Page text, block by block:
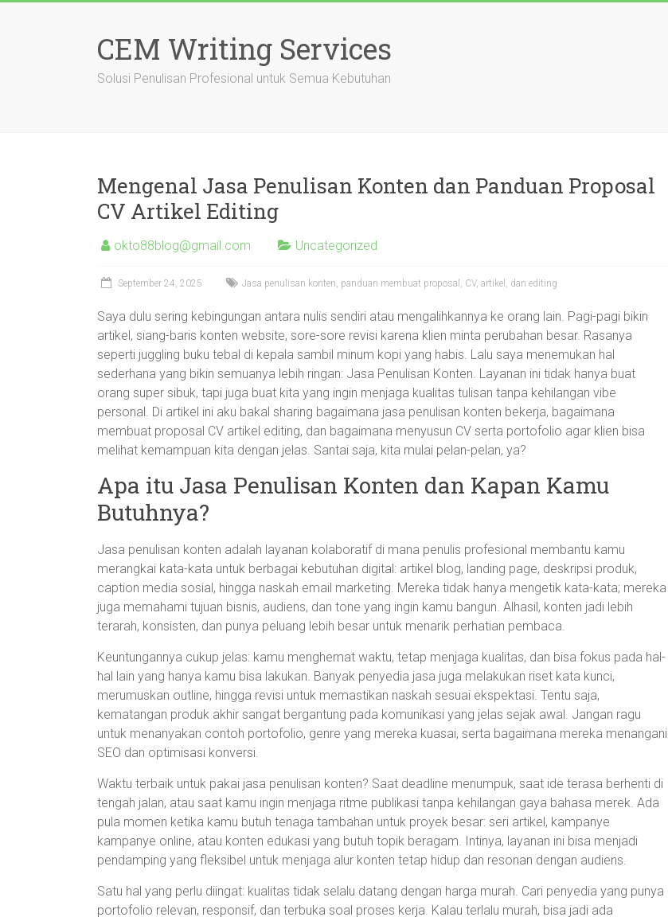
CEM Writing Services
Solusi Penulisan Profesional untuk Semua Kebutuhan
Mengenal Jasa Penulisan Konten dan Panduan Proposal
CV Artikel Editing
okto88blog@gmail.com Uncategorized
September 24, 2025 Jasa penulisan konten, panduan membuat proposal, CV, artikel, dan editing
Saya dulu sering kebingungan antara nulis sendiri atau mengalihkannya ke orang lain. Pagi-pagi bikin
artikel, siang-baris konten website, sore-sore revisi karena klien minta perubahan besar. Rasanya
seperti juggling buku tebal di kepala sambil minum kopi yang habis. Lalu saya menemukan hal
sederhana yang bikin semuanya lebih ringan: Jasa Penulisan Konten. Layanan ini tidak hanya buat
orang super sibuk, tapi juga buat kita yang ingin menjaga kualitas tulisan tanpa kehilangan vibe
personal. Di artikel ini aku bakal sharing bagaimana jasa penulisan konten bekerja, bagaimana
membuat proposal CV artikel editing, dan bagaimana menyusun CV serta portofolio agar klien bisa
melihat kemampuan kita dengan jelas. Santai saja, kita mulai pelan-pelan, ya?
Apa itu Jasa Penulisan Konten dan Kapan Kamu
Butuhnya?
Jasa penulisan konten adalah layanan kolaboratif di mana penulis profesional membantu kamu
merangkai kata-kata untuk berbagai kebutuhan digital: artikel blog, landing page, deskripsi produk,
caption media sosial, hingga naskah email marketing. Mereka tidak hanya mengetik kata-kata; mereka
juga memahami tujuan bisnis, audiens, dan tone yang ingin kamu bangun. Alhasil, konten jadi lebih
terarah, konsisten, dan punya peluang lebih besar untuk menarik perhatian pembaca.
Keuntungannya cukup jelas: kamu menghemat waktu, tetap menjaga kualitas, dan bisa fokus pada hal-
hal lain yang hanya kamu bisa lakukan. Banyak penyedia jasa juga melakukan riset kata kunci,
merumuskan outline, hingga revisi untuk memastikan naskah sesuai ekspektasi. Tentu saja,
kematangan produk akhir sangat bergantung pada komunikasi yang jelas sejak awal. Jangan ragu
untuk menanyakan contoh portofolio, genre yang mereka kuasai, serta bagaimana mereka menangani
SEO dan optimisasi konversi.
Waktu terbaik untuk pakai jasa penulisan konten? Saat deadline menumpuk, saat ide terasa berhenti di
tengah jalan, atau saat kamu ingin menjaga ritme publikasi tanpa kehilangan gaya bahasa merek. Ada
pula momen ketika kamu butuh tenaga tambahan untuk proyek besar: seri artikel, kampanye
kampanye online, atau konten edukasi yang butuh topik beragam. Intinya, layanan ini bisa menjadi
pendamping yang fleksibel untuk menjaga alur konten tetap hidup dan resonan dengan audiens.
Satu hal yang perlu diingat: kualitas tidak selalu datang dengan harga murah. Cari penyedia yang punya
portofolio relevan, responsif, dan terbuka soal proses kerja. Kalau terlalu murah, bisa jadi ada